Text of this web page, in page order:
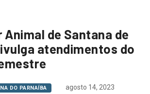
de Santana de
atendimentos do
DO PARNAÍBA
agosto 14, 2023